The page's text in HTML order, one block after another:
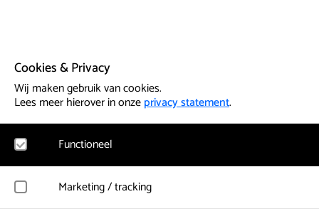
Cookies & Privacy
Wij maken gebruik van cookies.
Lees meer hierover in onzeprivacy statement.
Functioneel
Noodzakelijk
cookies geplaatst. Hierbij worden geen persoonsgegevens
Marketing / tracking